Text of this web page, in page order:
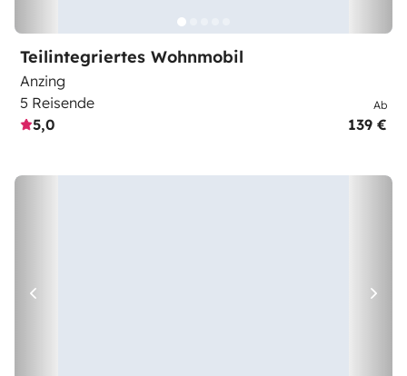
Teilintegriertes Wohnmobil
Anzing
5 Reisende
5,0
Ab
139 €